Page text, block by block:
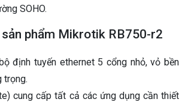
SOHO.
phẩm Mikrotik RB750-r2
định tuyến ethernet 5 cổng nhỏ, vỏ bền
trọng.
cung cấp tất cả các ứng dụng cần thiết